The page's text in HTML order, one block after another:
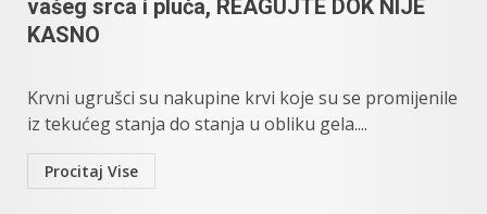
vašeg srca i pluća, REAGUJTE DOK NIJE
KASNO
Krvni ugrušci su nakupine krvi koje su se promijenile
iz tekućeg stanja do stanja u obliku gela....
Procitaj Vise